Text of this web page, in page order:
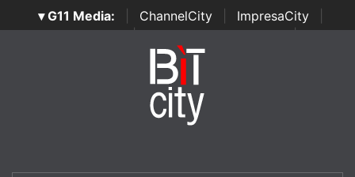
▾ G11 Media: ChannelCity ImpresaCity
SecurityOpenLab | Italian Channel Awards | Italian
Italian Security Awards